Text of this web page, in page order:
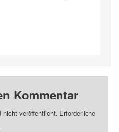
Kommentar
nicht veröffentlicht. Erforderliche